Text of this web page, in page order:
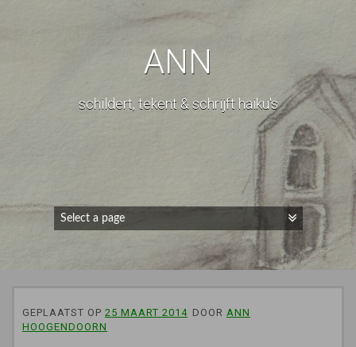
ANN
schildert, tekent & schrijft haiku's
GEPLAATST OP 25 MAART 2014 DOOR ANN
HOOGENDOORN